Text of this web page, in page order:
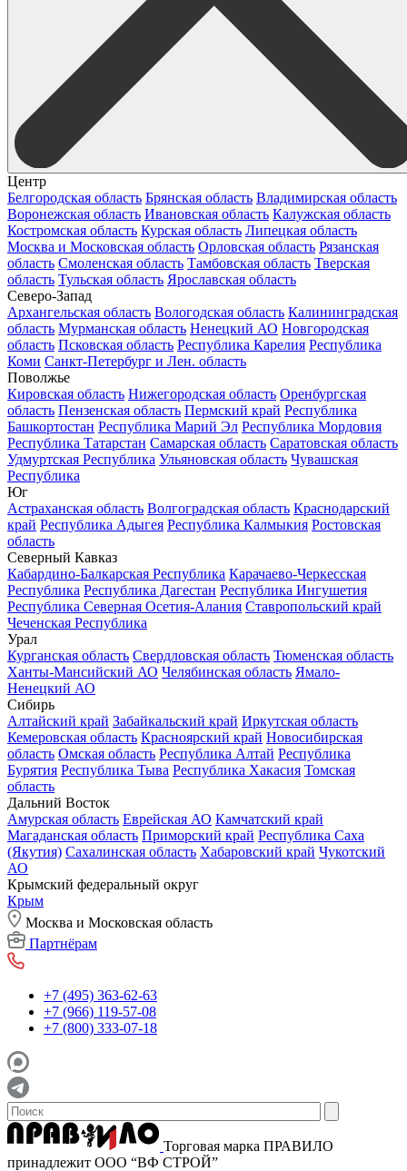
Центр
Белгородская область Брянская область Владимирская область
Воронежская область Ивановская область Калужская область
Костромская область Курская область Липецкая область
Москва и Московская область Орловская область Рязанская
область Смоленская область Тамбовская область Тверская
область Тульская область Ярославская область
Северо-Запад
Архангельская область Вологодская область Калининградская
область Мурманская область Ненецкий АО Новгородская
область Псковская область Республика Карелия Республика
Коми Санкт-Петербург и Лен. область
Поволжье
Кировская область Нижегородская область Оренбургская
область Пензенская область Пермский край Республика
Башкортостан Республика Марий Эл Республика Мордовия
Республика Татарстан Самарская область Саратовская область
Удмуртская Республика Ульяновская область Чувашская
Республика
Юг
Астраханская область Волгоградская область Краснодарский
край Республика Адыгея Республика Калмыкия Ростовская
область
Северный Кавказ
Кабардино-Балкарская Республика Карачаево-Черкесская
Республика Республика Дагестан Республика Ингушетия
Республика Северная Осетия-Алания Ставропольский край
Чеченская Республика
Урал
Курганская область Свердловская область Тюменская область
Ханты-Мансийский АО Челябинская область Ямало-
Ненецкий АО
Сибирь
Алтайский край Забайкальский край Иркутская область
Кемеровская область Красноярский край Новосибирская
область Омская область Республика Алтай Республика
Бурятия Республика Тыва Республика Хакасия Томская
область
Дальний Восток
Амурская область Еврейская АО Камчатский край
Магаданская область Приморский край Республика Саха
(Якутия) Сахалинская область Хабаровский край Чукотский
АО
Крымский федеральный округ
Крым
Москва и Московская область
Партнёрам
+7 (495) 363-62-63
+7 (966) 119-57-08
+7 (800) 333-07-18
Торговая марка ПРАВИЛО
принадлежит ООО “ВФ СТРОЙ”